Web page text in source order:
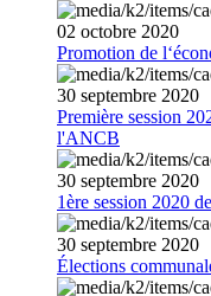
02 octobre 2020
Promotion de
30 septembre 2020
Première session
l'ANCB
30 septembre 2020
1ère session 2020
30 septembre 2020
Élections